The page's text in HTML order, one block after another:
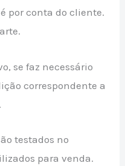
por conta do cliente.
se faz necessário
correspondente a
testados no
para venda.